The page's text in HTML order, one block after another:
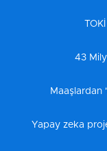
43
Maaşlardan
Yapay zeka